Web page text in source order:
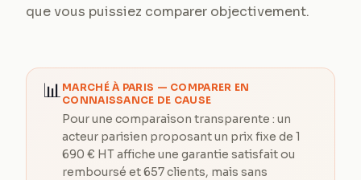
que vous puissiez comparer objectivement.
📊 MARCHÉ À PARIS — COMPARER EN
CONNAISSANCE DE CAUSE
Pour une comparaison transparente : un
acteur parisien proposant un prix fixe de 1
690 € HT affiche une garantie satisfait ou
remboursé et 657 clients, mais sans